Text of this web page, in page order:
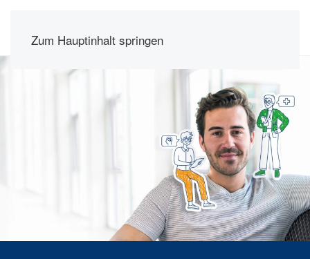
Zum Hauptinhalt springen